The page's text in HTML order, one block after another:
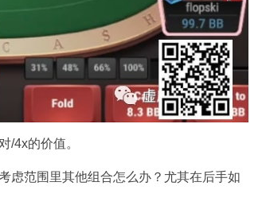
/4x的价值。
虑范围里其他组合怎么办？尤其在后手如